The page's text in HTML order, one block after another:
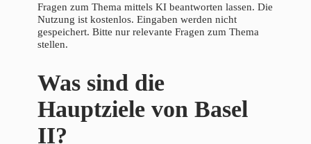
Fragen zum Thema mittels KI beantworten lassen. Die
Nutzung ist kostenlos. Eingaben werden nicht
gespeichert. Bitte nur relevante Fragen zum Thema
stellen.
Was sind die
Hauptziele von Basel
II?